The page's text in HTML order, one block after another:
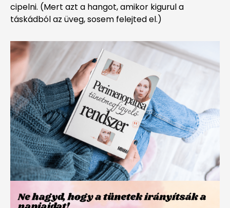
cipelni. (Mert azt a hangot, amikor kigurul a
táskádból az üveg, sosem felejted el.)